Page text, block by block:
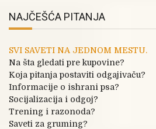
NAJČEŠĆA PITANJA
SVI SAVETI NA JEDNOM MESTU.
Na šta gledati pre kupovine?
Koja pitanja postaviti odgajivaču?
Informacije o ishrani psa?
Socijalizacija i odgoj?
Trening i razonoda?
Saveti za gruming?